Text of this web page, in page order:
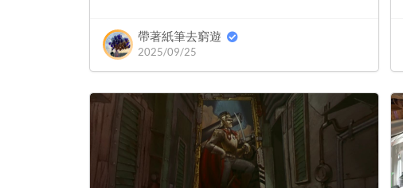
帶著紙筆去窮遊
2025/09/25